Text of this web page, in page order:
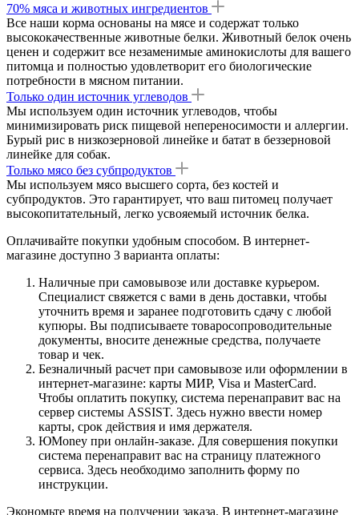
70% мяса и животных ингредиентов
Все наши корма основаны на мясе и содержат только
высококачественные животные белки. Животный белок очень
ценен и содержит все незаменимые аминокислоты для вашего
питомца и полностью удовлетворит его биологические
потребности в мясном питании.
Только один источник углеводов
Мы используем один источник углеводов, чтобы
минимизировать риск пищевой непереносимости и аллергии.
Бурый рис в низкозерновой линейке и батат в беззерновой
линейке для собак.
Только мясо без субпродуктов
Мы используем мясо высшего сорта, без костей и
субпродуктов. Это гарантирует, что ваш питомец получает
высокопитательный, легко усвояемый источник белка.
Оплачивайте покупки удобным способом. В интернет-
магазине доступно 3 варианта оплаты:
Наличные при самовывозе или доставке курьером.
Специалист свяжется с вами в день доставки, чтобы
уточнить время и заранее подготовить сдачу с любой
купюры. Вы подписываете товаросопроводительные
документы, вносите денежные средства, получаете
товар и чек.
Безналичный расчет при самовывозе или оформлении в
интернет-магазине: карты МИР, Visa и MasterCard.
Чтобы оплатить покупку, система перенаправит вас на
сервер системы ASSIST. Здесь нужно ввести номер
карты, срок действия и имя держателя.
ЮMoney при онлайн-заказе. Для совершения покупки
система перенаправит вас на страницу платежного
сервиса. Здесь необходимо заполнить форму по
инструкции.
Экономьте время на получении заказа. В интернет-магазине